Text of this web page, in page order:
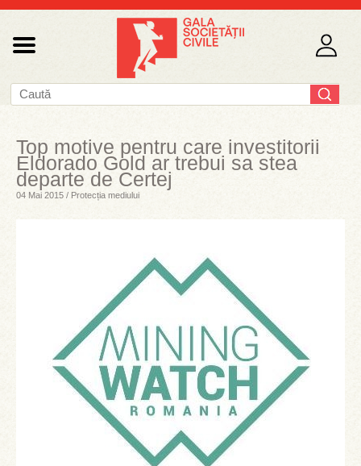
Top motive pentru care investitorii
Eldorado Gold ar trebui sa stea
departe de Certej
04 Mai 2015 / Protecția mediului